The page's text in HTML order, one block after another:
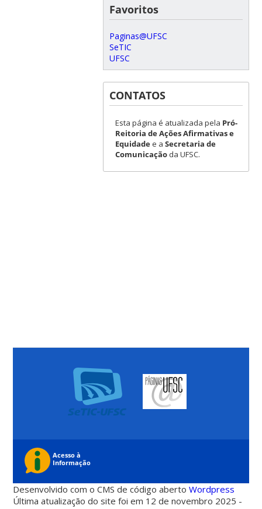
Favoritos
Paginas@UFSC
SeTIC
UFSC
CONTATOS
Esta página é atualizada pela Pró-
Reitoria de Ações Afirmativas e
Equidadee a Secretaria de
Comunicaçãoda UFSC.
Desenvolvido com o CMS de código abertoWordpress
Última atualização do site foi em 12 de novembro 2025 -